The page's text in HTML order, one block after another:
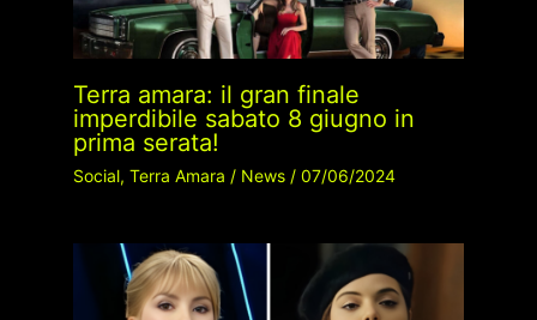
Terra amara: il gran finale
imperdibile sabato 8 giugno in
prima serata!
Social, Terra Amara / News/ 07/06/2024